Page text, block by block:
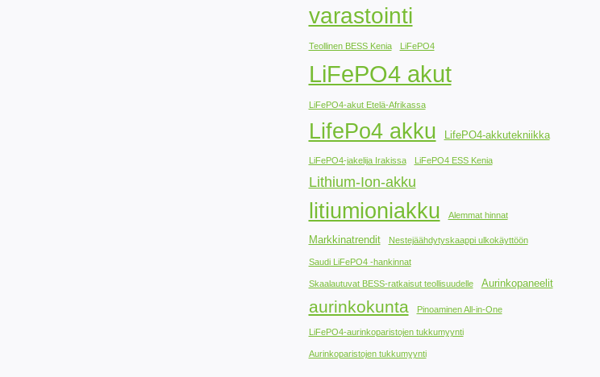
varastointi
Teollinen BESS Kenia LiFePO4
LiFePO4 akut
LiFePO4-akut Etelä-Afrikassa
LifePo4 akku LifePO4-akkutekniikka
LiFePO4-jakelija Irakissa LiFePO4 ESS Kenia
Lithium-Ion-akku
litiumioniakku Alemmat hinnat
Markkinatrendit Nestejäähdytyskaappi ulkokäyttöön
Saudi LiFePO4 -hankinnat
Skaalautuvat BESS-ratkaisut teollisuudelle Aurinkopaneelit
aurinkokunta Pinoaminen All-in-One
LiFePO4-aurinkoparistojen tukkumyynti
Aurinkoparistojen tukkumyynti